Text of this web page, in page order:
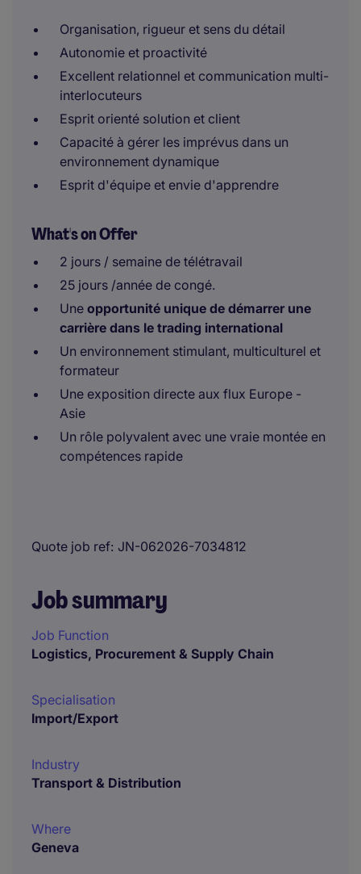
Organisation, rigueur et sens du détail
Autonomie et proactivité
Excellent relationnel et communication multi-
interlocuteurs
Esprit orienté solution et client
Capacité à gérer les imprévus dans un
environnement dynamique
Esprit d'équipe et envie d'apprendre
What's on Offer
2 jours / semaine de télétravail
25 jours /année de congé.
Une opportunité unique de démarrer une
carrière dans le trading international
Un environnement stimulant, multiculturel et
formateur
Une exposition directe aux flux Europe -
Asie
Un rôle polyvalent avec une vraie montée en
compétences rapide
Quote job ref JN-062026-7034812
Job summary
Job Function
Logistics, Procurement & Supply Chain
Specialisation
Import/Export
Industry
Transport & Distribution
Where
Geneva